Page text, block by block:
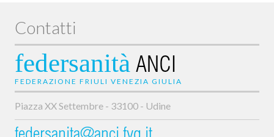
Contatti
federsanità ANCI
FEDERAZIONE FRIULI VENEZIA GIULIA
Piazza XX Settembre - 33100 - Udine